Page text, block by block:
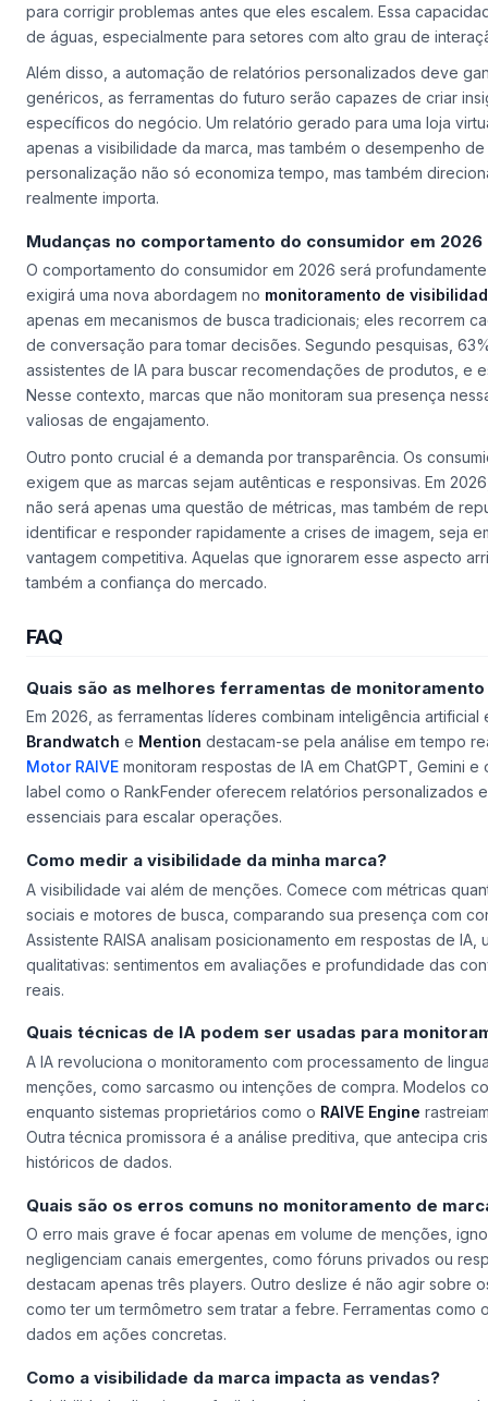
para corrigir problemas antes que eles escalem. Essa
de águas, especialmente para setores com alto grau de
Além disso, a automação de relatórios personalizados deve
genéricos, as ferramentas do futuro serão capazes de criar
específicos do negócio. Um relatório gerado para uma loja
apenas a visibilidade da marca, mas também o desempenho
personalização não só economiza tempo, mas também
realmente importa.
Mudanças no comportamento do consumidor em 2026
O comportamento do consumidor em 2026 será
exigirá uma nova abordagem no monitoramento de
apenas em mecanismos de busca tradicionais; eles recorrem
de conversação para tomar decisões. Segundo pesquisas,
assistentes de IA para buscar recomendações de produtos, e
Nesse contexto, marcas que não monitoram sua presença
valiosas de engajamento.
Outro ponto crucial é a demanda por transparência. Os
exigem que as marcas sejam autênticas e responsivas. Em
não será apenas uma questão de métricas, mas também de
identificar e responder rapidamente a crises de imagem, seja
vantagem competitiva. Aquelas que ignorarem esse aspecto
também a confiança do mercado.
FAQ
Quais são as melhores ferramentas de
Em 2026, as ferramentas líderes combinam inteligência
Brandwatch e Mention destacam-se pela análise em tempo
Motor RAIVE monitoram respostas de IA em ChatGPT, Gemini
label como o RankFender oferecem relatórios personalizados
essenciais para escalar operações.
Como medir a visibilidade da minha marca?
A visibilidade vai além de menções. Comece com métricas
sociais e motores de busca, comparando sua presença com
Assistente RAISA analisam posicionamento em respostas de
qualitativas: sentimentos em avaliações e profundidade das
reais.
Quais técnicas de IA podem ser usadas para
A IA revoluciona o monitoramento com processamento de
menções, como sarcasmo ou intenções de compra. Modelos
enquanto sistemas proprietários como o RAIVE Engine
Outra técnica promissora é a análise preditiva, que antecipa
históricos de dados.
Quais são os erros comuns no monitoramento de
O erro mais grave é focar apenas em volume de menções,
negligenciam canais emergentes, como fóruns privados ou
destacam apenas três players. Outro deslize é não agir sobre
como ter um termômetro sem tratar a febre. Ferramentas como
dados em ações concretas.
Como a visibilidade da marca impacta as vendas?